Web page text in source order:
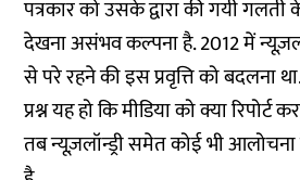
पत्रकार को उसके द्वारा की गयी
देखना असंभव कल्पना है. 2012 में
से परे रहने की इस प्रवृत्ति को बदलना
प्रश्न यह हो कि मीडिया को क्या रिपोर्ट
तब न्यूज़लॉन्ड्री समेत कोई भी